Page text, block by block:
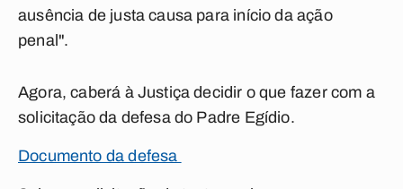
ausência de justa causa para início da ação
penal".
Agora, caberá à Justiça decidir o que fazer com a
solicitação da defesa do Padre Egídio.
Documento da defesa